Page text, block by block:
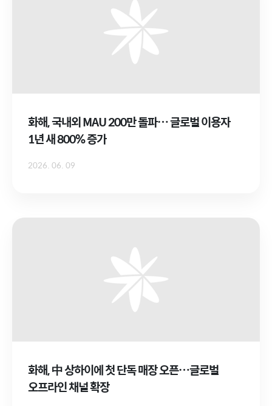
화해, 국내외 MAU 200만 돌파… 글로벌 이용자
1년 새 800% 증가
2026. 06. 09
화해, 中 상하이에 첫 단독 매장 오픈…글로벌
오프라인 채널 확장